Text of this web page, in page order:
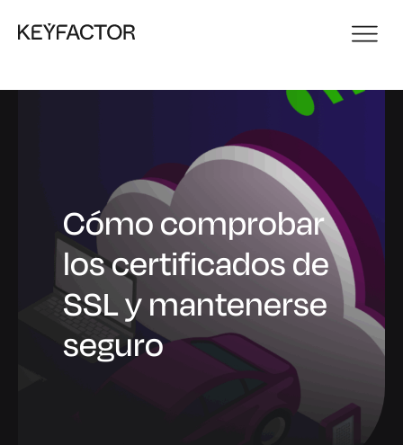
Cómo comprobar
los certificados de
SSL y mantenerse
seguro